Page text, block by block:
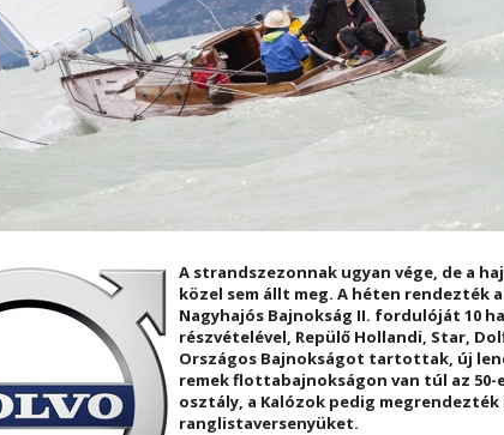
A strandszezonnak ugyan vége, de a
közel sem állt meg. A héten rendezték
Nagyhajós Bajnokság II. fordulóját 10
részvételével, Repülő Hollandi, Star,
Országos Bajnokságot tartottak, új
remek flottabajnokságon van túl az 50-
osztály, a Kalózok pedig
ranglistaversenyüket.